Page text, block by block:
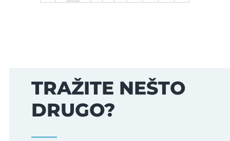
TRAŽITE NEŠTO
DRUGO?